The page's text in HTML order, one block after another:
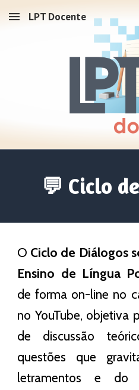
Skip to main content
LPT Docente
💬 Ciclo
O Ciclo de Diálogos
Ensino de Língua
de forma on-line no
no YouTube, objetiva
de discussão
questões que
letramentos e do